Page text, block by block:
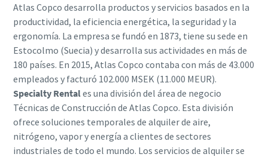
Atlas Copco desarrolla productos y servicios basados en la
productividad, la eficiencia energética, la seguridad y la
ergonomía. La empresa se fundó en 1873, tiene su sede en
Estocolmo (Suecia) y desarrolla sus actividades en más de
180 países. En 2015, Atlas Copco contaba con más de 43.000
empleados y facturó 102.000 MSEK (11.000 MEUR).
Specialty Rentales una división del área de negocio
Técnicas de Construcción de Atlas Copco. Esta división
ofrece soluciones temporales de alquiler de aire,
nitrógeno, vapor y energía a clientes de sectores
industriales de todo el mundo. Los servicios de alquiler se